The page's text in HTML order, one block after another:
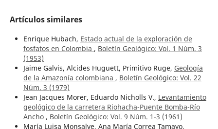
Artículos similares
Enrique Hubach, Estado actual de la exploración de
fosfatos en Colombia , Boletín Geológico: Vol. 1 Núm. 3
(1953)
Jaime Galvis, Alcides Huguett, Primitivo Ruge, Geología
de la Amazonía colombiana , Boletín Geológico: Vol. 22
Núm. 3 (1979)
Jean Jacques Morer, Eduardo Nicholls V., Levantamiento
geológico de la carretera Riohacha-Puente Bomba-Río
Ancho , Boletín Geológico: Vol. 9 Núm. 1-3 (1961)
María Luisa Monsalve, Ana María Correa Tamayo,